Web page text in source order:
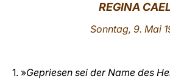
REGINA
Sonntag, 9. Mai
1. »Gepriesen sei der Name des